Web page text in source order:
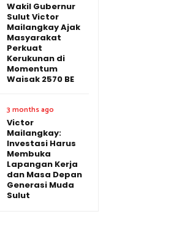
Wakil Gubernur
Sulut Victor
Mailangkay Ajak
Masyarakat
Perkuat
Kerukunan di
Momentum
Waisak 2570 BE
3 months ago
Victor
Mailangkay:
Investasi Harus
Membuka
Lapangan Kerja
dan Masa Depan
Generasi Muda
Sulut